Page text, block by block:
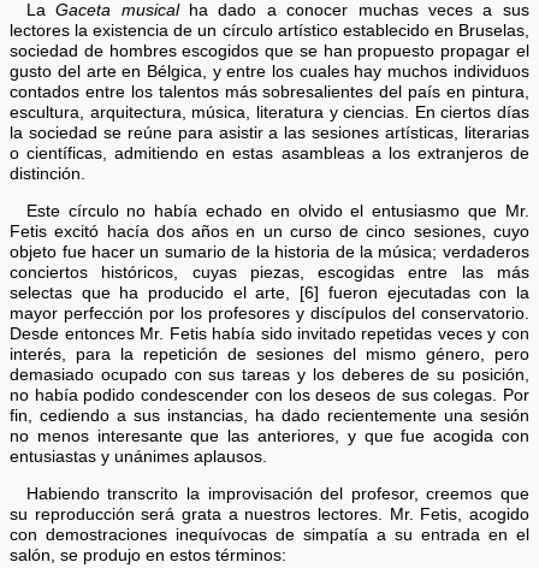
LaGaceta musicalha dado a conocer muchas veces a sus
lectores la existencia de un círculo artístico establecido en Bruselas,
sociedad de hombres escogidos que se han propuesto propagar el
gusto del arte en Bélgica, y entre los cuales hay muchos individuos
contados entre los talentos más sobresalientes del país en pintura,
escultura, arquitectura, música, literatura y ciencias. En ciertos días
la sociedad se reúne para asistir a las sesiones artísticas, literarias
o científicas, admitiendo en estas asambleas a los extranjeros de
distinción.
Este círculo no había echado en olvido el entusiasmo que Mr.
Fetis excitó hacía dos años en un curso de cinco sesiones, cuyo
objeto fue hacer un sumario de la historia de la música; verdaderos
conciertos históricos, cuyas piezas, escogidas entre las más
selectas que ha producido el arte, [6] fueron ejecutadas con la
mayor perfección por los profesores y discípulos del conservatorio.
Desde entonces Mr. Fetis había sido invitado repetidas veces y con
interés, para la repetición de sesiones del mismo género, pero
demasiado ocupado con sus tareas y los deberes de su posición,
no había podido condescender con los deseos de sus colegas. Por
fin, cediendo a sus instancias, ha dado recientemente una sesión
no menos interesante que las anteriores, y que fue acogida con
entusiastas y unánimes aplausos.
Habiendo transcrito la improvisación del profesor, creemos que
su reproducción será grata a nuestros lectores. Mr. Fetis, acogido
con demostraciones inequívocas de simpatía a su entrada en el
salón, se produjo en estos términos: